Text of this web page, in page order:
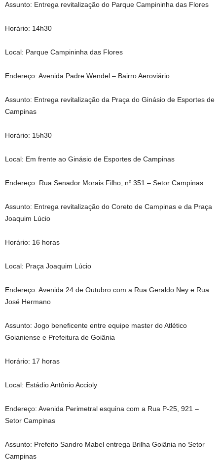
Assunto: Entrega revitalização do Parque Campininha das Flores
Horário: 14h30
Local: Parque Campininha das Flores
Endereço: Avenida Padre Wendel – Bairro Aeroviário
Assunto: Entrega revitalização da Praça do Ginásio de Esportes de
Campinas
Horário: 15h30
Local: Em frente ao Ginásio de Esportes de Campinas
Endereço: Rua Senador Morais Filho, nº 351 – Setor Campinas
Assunto: Entrega revitalização do Coreto de Campinas e da Praça
Joaquim Lúcio
Horário: 16 horas
Local: Praça Joaquim Lúcio
Endereço: Avenida 24 de Outubro com a Rua Geraldo Ney e Rua
José Hermano
Assunto: Jogo beneficente entre equipe master do Atlético
Goianiense e Prefeitura de Goiânia
Horário: 17 horas
Local: Estádio Antônio Accioly
Endereço: Avenida Perimetral esquina com a Rua P-25, 921 –
Setor Campinas
Assunto: Prefeito Sandro Mabel entrega Brilha Goiânia no Setor
Campinas